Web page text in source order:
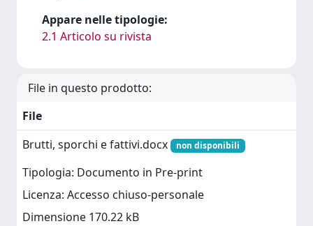
Appare nelle tipologie:
2.1 Articolo su rivista
File in questo prodotto:
File
Brutti, sporchi e fattivi.docx
non disponibili
Tipologia: Documento in Pre-print
Licenza: Accesso chiuso-personale
Dimensione 170.22 kB